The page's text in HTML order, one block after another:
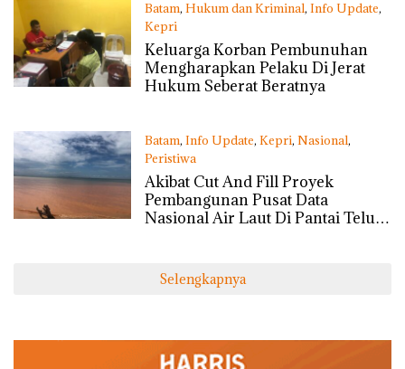
Batam, Hukum dan Kriminal, Info Update,
Kepri
Sabtu, 13/07/2024 - 04:52 WIB
Keluarga Korban Pembunuhan
Mengharapkan Pelaku Di Jerat
Hukum Seberat Beratnya
Batam, Info Update, Kepri, Nasional,
Peristiwa
Selasa, 09/07/2024 - 18:42 WIB
Akibat Cut And Fill Proyek
Pembangunan Pusat Data
Nasional Air Laut Di Pantai Teluk
Selengkapnya